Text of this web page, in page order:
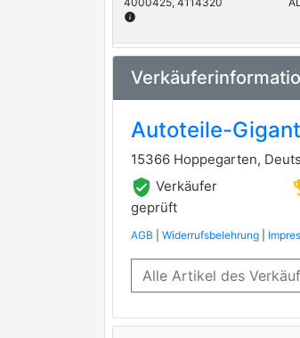
info
info
Autoteile-
15366 Hoppegarten,
verified_user Verkäufer
geprüft
AGB Widerrufsbelehrung
Alle Artikel des